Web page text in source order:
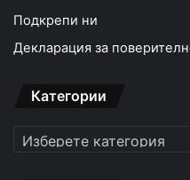
Подкрепи ни
Декларация за
Категории
Категории